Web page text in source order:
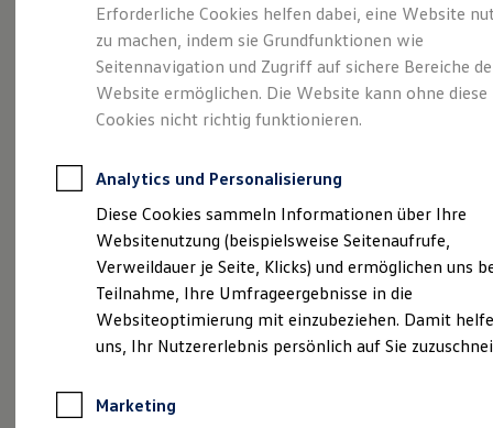
Leasing
Leasing-Angebote
Gebrauchtwagen Leasing
Junge Gebrauchtwagen-Leasing
Elektroauto Leasing
Kleinwagen-Leasing
Leasing ohne Anzahlung
Autokredit mit Schlussrate
Versicherungen und Garantien
Kfz-Versicherung
Restschuldversicherungen
Garantien
Wartungsverträge
Geschäftskunden
Professional Class bei Volkswagen
Großkunden
Behörden
Anpfiff zum Gewinn
Gepflegt, geprüft und
für gut befunden.
Volkswagen
Zertifizierte
Gebrauchtwagen.
Erforderliche Cookies helfen dabei, eine Website
zu machen, indem sie Grundfunktionen wie
Seitennavigation und Zugriff auf sichere Bereiche
Website ermöglichen. Die Website kann ohne diese
Cookies nicht richtig funktionieren.
Analytics und Personalisierung
Diese Cookies sammeln Informationen über Ihre
Websitenutzung (beispielsweise Seitenaufrufe,
Verweildauer je Seite, Klicks) und ermöglichen uns
Teilnahme, Ihre Umfrageergebnisse in die
Websiteoptimierung mit einzubeziehen. Damit
uns, Ihr Nutzererlebnis persönlich auf Sie
Marketing